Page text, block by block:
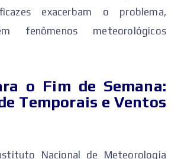
exacerbam o problema,
fenômenos meteorológicos
o Fim de Semana:
Temporais e Ventos
Nacional de Meteorologia